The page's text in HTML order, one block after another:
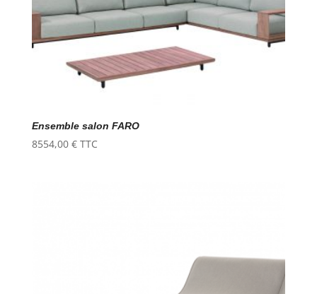
Ensemble salon FARO
8554,00 € TTC